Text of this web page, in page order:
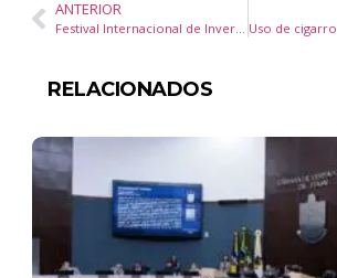
ANTERIOR
Festival Internacional de Inverno Musicarium começa dia 22 de julho Evento segue até dia 25 de julho, em Joinville, e encerra com um concerto, dia 27, em Blumenau/SC
RELACIONADOS